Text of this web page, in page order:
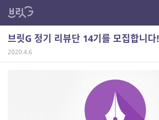
브릿G 정기 리뷰단 14기를 모집합니다!
2020.4.6